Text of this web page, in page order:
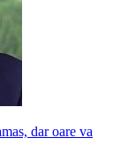
dar oare va